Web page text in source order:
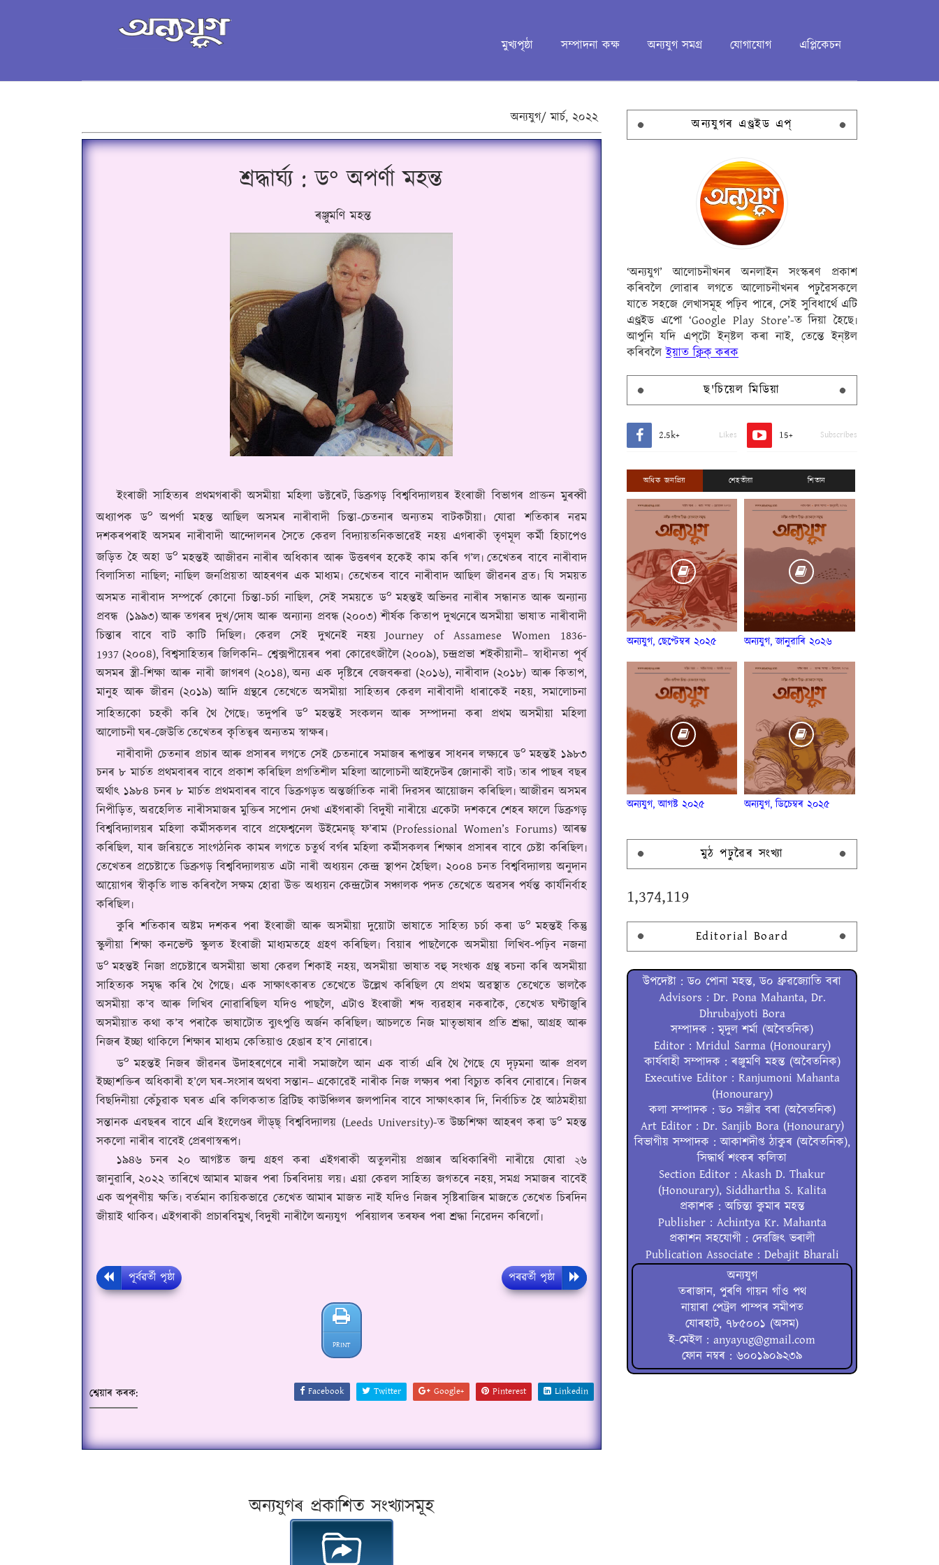
মুখ্যপৃষ্ঠা সম্পাদনা কক্ষ অন্যযুগ সমগ্ৰ যোগাযোগ এপ্লিকেচন
অন্যযুগ/মাৰ্চ,২০২২
শ্ৰদ্ধাৰ্ঘ্য : ড° অপৰ্ণা মহন্ত
ৰঞ্জুমণি মহন্ত
ইংৰাজী সাহিত্যৰ প্ৰথমগৰাকী অসমীয়া মহিলা ডক্টৰেট, ডিব্ৰুগড় বিশ্ববিদ্যালয়ৰ ইংৰাজী বিভাগৰ প্ৰাক্তন মুৰব্বী
অধ্যাপক ড০ অপৰ্ণা মহন্ত আছিল অসমৰ নাৰীবাদী চিন্তা-চেতনাৰ অন্যতম বাটকটীয়া৷ যোৱা শতিকাৰ নৱম
দশকৰপৰাই অসমৰ নাৰীবাদী আন্দোলনৰ সৈতে কেৱল বিদ্যায়তনিকভাৱেই নহয় এগৰাকী তৃণমূল কৰ্মী হিচাপেও
জড়িত হৈ অহা ড০ মহন্তই আজীৱন নাৰীৰ অধিকাৰ আৰু উত্তৰণৰ হকেই কাম কৰি গ’ল৷ তেখেতৰ বাবে নাৰীবাদ
বিলাসিতা নাছিল; নাছিল জনপ্ৰিয়তা আহৰণৰ এক মাধ্যম৷ তেখেতৰ বাবে নাৰীবাদ আছিল জীৱনৰ ব্ৰত৷ যি সময়ত
অসমত নাৰীবাদ সম্পৰ্কে কোনো চিন্তা-চৰ্চা নাছিল, সেই সময়তে ড০ মহন্তই অভিনৱ নাৰীৰ সন্ধানত আৰু অন্যান্য
প্ৰবন্ধ (১৯৯৩) আৰু তগৰৰ দুখ/দোষ আৰু অন্যান্য প্ৰবন্ধ (২০০৩) শীৰ্ষক কিতাপ দুখনেৰে অসমীয়া ভাষাত নাৰীবাদী
চিন্তাৰ বাবে বাট কাটি দিছিল৷ কেৱল সেই দুখনেই নহয় Journey of Assamese Women 1836-
1937 (২০০৪), বিশ্বসাহিত্যৰ জিলিকনি– শ্বেক্সপীয়েৰৰ পৰা কোৱেৎজীলৈ (২০০৯), চন্দ্ৰপ্ৰভা শইকীয়ানী– স্বাধীনতা পূৰ্ব
অসমৰ স্ত্ৰী-শিক্ষা আৰু নাৰী জাগৰণ (২০১৪), অন্য এক দৃষ্টিৰে বেজবৰুৱা (২০১৬), নাৰীবাদ (২০১৮) আৰু কিতাপ,
মানুহ আৰু জীৱন (২০১৯) আদি গ্ৰন্থৰে তেখেতে অসমীয়া সাহিত্যৰ কেৱল নাৰীবাদী ধাৰাকেই নহয়, সমালোচনা
সাহিত্যকো চহকী কৰি থৈ গৈছে৷ তদুপৰি ড০ মহন্তই সংকলন আৰু সম্পাদনা কৰা প্ৰথম অসমীয়া মহিলা
আলোচনীঘৰ-জেউতিতেখেতৰ কৃতিত্বৰ অন্যতম স্বাক্ষৰ৷
নাৰীবাদী চেতনাৰ প্ৰচাৰ আৰু প্ৰসাৰৰ লগতে সেই চেতনাৰে সমাজৰ ৰূপান্তৰ সাধনৰ লক্ষ্যৰে ড০ মহন্তই ১৯৮৩
চনৰ ৮ মাৰ্চত প্ৰথমবাৰৰ বাবে প্ৰকাশ কৰিছিল প্ৰগতিশীল মহিলা আলোচনীআইদেউৰ জোনাকী বাট৷ তাৰ পাছৰ বছৰ
অৰ্থাৎ ১৯৮৪ চনৰ ৮ মাৰ্চত প্ৰথমবাৰৰ বাবে ডিব্ৰুগড়ত অন্তৰ্জাতিক নাৰী দিৱসৰ আয়োজন কৰিছিল৷ আজীৱন অসমৰ
নিপীড়িত, অৱহেলিত নাৰীসমাজৰ মুক্তিৰ সপোন দেখা এইগৰাকী বিদুষী নাৰীয়ে একেটা দশকৰে শেহৰ ফালে ডিব্ৰুগড়
বিশ্ববিদ্যালয়ৰ মহিলা কৰ্মীসকলৰ বাবে প্ৰফেশ্বনেল উইমেনছ্ ফ’ৰাম (Professional Women’s Forums) আৰম্ভ
কৰিছিল, যাৰ জৰিয়তে সাংগঠনিক কামৰ লগতে চতুৰ্থ বৰ্গৰ মহিলা কৰ্মীসকলৰ শিক্ষাৰ প্ৰসাৰৰ বাবে চেষ্টা কৰিছিল৷
তেখেতৰ প্ৰচেষ্টাতে ডিব্ৰুগড় বিশ্ববিদ্যালয়ত এটা নাৰী অধ্যয়ন কেন্দ্ৰ স্থাপন হৈছিল৷ ২০০৪ চনত বিশ্ববিদ্যালয় অনুদান
আয়োগৰ স্বীকৃতি লাভ কৰিবলৈ সক্ষম হোৱা উক্ত অধ্যয়ন কেন্দ্ৰটোৰ সঞ্চালক পদত তেখেতে অৱসৰ পৰ্যন্ত কাৰ্যনিৰ্বাহ
কৰিছিল৷
কুৰি শতিকাৰ অষ্টম দশকৰ পৰা ইংৰাজী আৰু অসমীয়া দুয়োটা ভাষাতে সাহিত্য চৰ্চা কৰা ড০ মহন্তই কিন্তু
স্কুলীয়া শিক্ষা কনভেণ্ট স্কুলত ইংৰাজী মাধ্যমতহে গ্ৰহণ কৰিছিল৷ বিয়াৰ পাছলৈকে অসমীয়া লিখিব-পঢ়িব নজনা
ড০ মহন্তই নিজা প্ৰচেষ্টাৰে অসমীয়া ভাষা কেৱল শিকাই নহয়, অসমীয়া ভাষাত বহু সংখ্যক গ্ৰন্থ ৰচনা কৰি অসমীয়া
সাহিত্যক সমৃদ্ধ কৰি থৈ গৈছে৷ এক সাক্ষাৎকাৰত তেখেতে উল্লেখ কৰিছিল যে প্ৰথম অৱস্থাত তেখেতে ভালকৈ
অসমীয়া ক’ব আৰু লিখিব নোৱাৰিছিল যদিও পাছলৈ, এটাও ইংৰাজী শব্দ ব্যৱহাৰ নকৰাকৈ, তেখেত ঘণ্টাজুৰি
অসমীয়াত কথা ক’ব পৰাকৈ ভাষাটোত ব্যুৎপুত্তি অৰ্জন কৰিছিল৷ আচলতে নিজ মাতৃভাষাৰ প্ৰতি শ্ৰদ্ধা, আগ্ৰহ আৰু
নিজৰ ইচ্ছা থাকিলে শিক্ষাৰ মাধ্যম কেতিয়াও হেঙাৰ হ’ব নোৱাৰে৷
ড০ মহন্তই নিজৰ জীৱনৰ উদাহৰণেৰে নাৰী সমাজলৈ আন এক বাৰ্তা এৰি থৈ গৈছে যে দৃঢ়মনা আৰু প্ৰবল
ইচ্ছাশক্তিৰ অধিকাৰী হ’লেঘৰ-সংসাৰঅথবাসন্তান– একোৱেই নাৰীক নিজ লক্ষ্যৰ পৰা বিচ্যুত কৰিব নোৱাৰে৷ নিজৰ
বিছদিনীয়া কেঁচুৱাক ঘৰত এৰি কলিকতাত ব্ৰিটিছ কাউঞ্চিলৰ জলপানিৰ বাবে সাক্ষাৎকাৰ দি, নিৰ্বাচিত হৈ আঠমহীয়া
সন্তানক এবছৰৰ বাবে এৰি ইংলেণ্ডৰ লীড্‌ছ্ বিশ্ববিদ্যালয় (Leeds University)-ত উচ্চশিক্ষা আহৰণ কৰা ড০ মহন্ত
সকলো নাৰীৰ বাবেই প্ৰেৰণাস্বৰূপ৷
১৯৪৬ চনৰ ২০ আগষ্টত জন্ম গ্ৰহণ কৰা এইগৰাকী অতুলনীয় প্ৰজ্ঞাৰ অধিকাৰিণী নাৰীয়ে যোৱা
২৬
জানুৱাৰি, ২০২২ তাৰিখে আমাৰ মাজৰ পৰা চিৰবিদায় লয়৷ এয়া কেৱল সাহিত্য জগতৰে নহয়, সমগ্ৰ সমাজৰ বাবেই
এক অপূৰণীয় ক্ষতি৷ বৰ্তমান কায়িকভাৱে তেখেত আমাৰ মাজত নাই যদিও নিজৰ সৃষ্টিৰাজিৰ মাজতে তেখেত চিৰদিন
জীয়াই থাকিব৷ এইগৰাকী প্ৰচাৰবিমুখ,বিদুষী নাৰীলৈঅন্যযুগ পৰিয়ালৰ তৰফৰ পৰা শ্ৰদ্ধা নিৱেদন কৰিলোঁ৷
পূৰ্বৱৰ্তী পৃষ্ঠা পৰৱৰ্তী পৃষ্ঠা
PRINT
শ্বেয়াৰ কৰক: Facebook Twitter Google+ Pinterest Linkedin
অন্যযুগৰ প্ৰকাশিত সংখ্যাসমূহ
অন্যযুগৰ এণ্ড্ৰইড এপ্
‘অন্যযুগ’ আলোচনীখনৰ অনলাইন সংস্কৰণ প্ৰকাশ
কৰিবলৈ লোৱাৰ লগতে আলোচনীখনৰ পঢ়ুৱৈসকলে
যাতে সহজে লেখাসমূহ পঢ়িব পাৰে, সেই সুবিধাৰ্থে এটি
এণ্ড্ৰইড এপো ‘Google Play Store’-ত দিয়া হৈছে৷
আপুনি যদি এপ্‌টো ইন্‌ষ্টল কৰা নাই, তেন্তে ইন্‌ষ্টল
কৰিবলৈইয়াত ক্লিক্ কৰক
ছ'চিয়েল মিডিয়া
2.5k+ Likes 15+ Subscribes
অধিক জনপ্ৰিয় শেহতীয়া শিতান
অন্যযুগ, ছেপ্টেম্বৰ ২০২৫ অন্যযুগ, জানুৱাৰি ২০২৬
অন্যযুগ, আগষ্ট ২০২৫ অন্যযুগ, ডিচেম্বৰ ২০২৫
মুঠ পঢ়ুৱৈৰ সংখ্যা
1,374,119
Editorial Board
উপদেষ্টা : ড০ পোনা মহন্ত, ড০ ধ্ৰুৱজ্যোতি বৰা
Advisors : Dr. Pona Mahanta, Dr.
Dhrubajyoti Bora
সম্পাদক : মৃদুল শৰ্মা (অবৈতনিক)
Editor : Mridul Sarma (Honourary)
কাৰ্যবাহী সম্পাদক : ৰঞ্জুমণি মহন্ত (অবৈতনিক)
Executive Editor : Ranjumoni Mahanta
(Honourary)
কলা সম্পাদক : ড০ সঞ্জীৱ বৰা (অবৈতনিক)
Art Editor : Dr. Sanjib Bora (Honourary)
বিভাগীয় সম্পাদক : আকাশদীপ্ত ঠাকুৰ (অবৈতনিক),
সিদ্ধাৰ্থ শংকৰ কলিতা
Section Editor : Akash D. Thakur
(Honourary), Siddhartha S. Kalita
প্ৰকাশক : অচিন্ত্য কুমাৰ মহন্ত
Publisher : Achintya Kr. Mahanta
প্ৰকাশন সহযোগী : দেৱজিৎ ভৰালী
Publication Associate : Debajit Bharali
অন্যযুগ
তৰাজান, পুৰণি গায়ন গাঁও পথ
নায়াৰা পেট্ৰল পাম্পৰ সমীপত
যোৰহাট, ৭৮৫০০১ (অসম)
ই-মেইল : anyayug@gmail.com
ফোন নম্বৰ : ৬০০১৯০৯২৩৯